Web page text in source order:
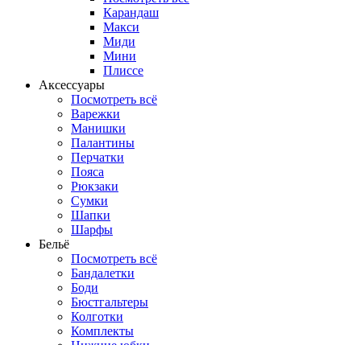
Карандаш
Макси
Миди
Мини
Плиссе
Аксессуары
Посмотреть всё
Варежки
Манишки
Палантины
Перчатки
Пояса
Рюкзаки
Сумки
Шапки
Шарфы
Бельё
Посмотреть всё
Бандалетки
Боди
Бюстгальтеры
Колготки
Комплекты